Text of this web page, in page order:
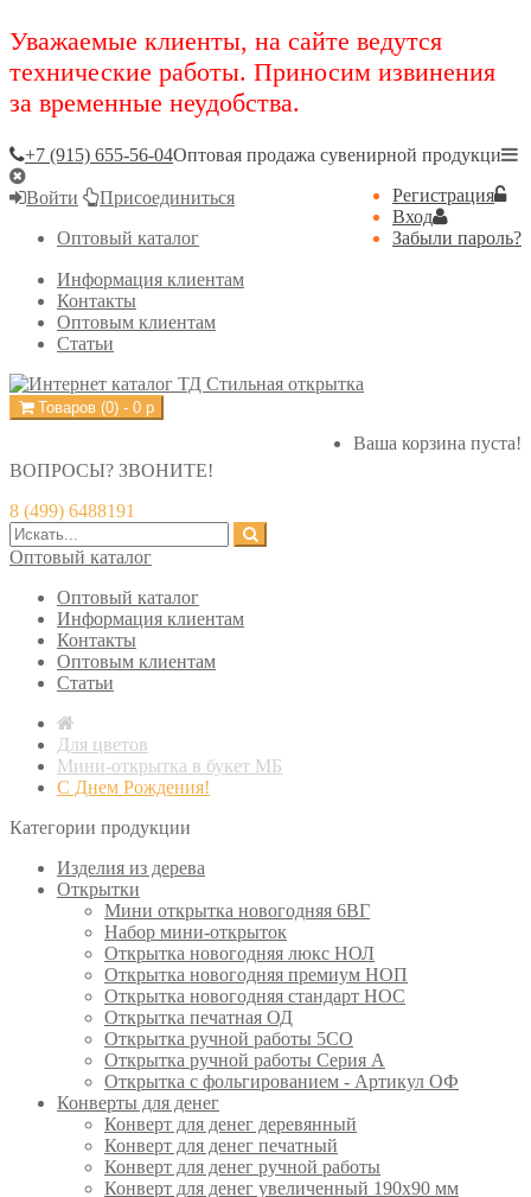
Уважаемые клиенты, на сайте ведутся
технические работы. Приносим извинения
за временные неудобства.
+7 (915) 655-56-04Оптовая продажа сувенирной продукци
Регистрация
Вход
Забыли пароль?
Войти
Присоединиться
Оптовый каталог
Информация клиентам
Контакты
Оптовым клиентам
Статьи
Товаров (0) - 0 р
Ваша корзина пуста!
ВОПРОСЫ? ЗВОНИТЕ!
8 (499) 6488191
Оптовый каталог
Оптовый каталог
Информация клиентам
Контакты
Оптовым клиентам
Статьи
Для цветов
Мини-открытка в букет МБ
С Днем Рождения!
Категории продукции
Изделия из дерева
Открытки
Мини открытка новогодняя 6ВГ
Набор мини-открыток
Открытка новогодняя люкс НОЛ
Открытка новогодняя премиум НОП
Открытка новогодняя стандарт НОС
Открытка печатная ОД
Открытка ручной работы 5СО
Открытка ручной работы Серия А
Открытка с фольгированием - Артикул ОФ
Конверты для денег
Конверт для денег деревянный
Конверт для денег печатный
Конверт для денег ручной работы
Конверт для денег увеличенный 190х90 мм